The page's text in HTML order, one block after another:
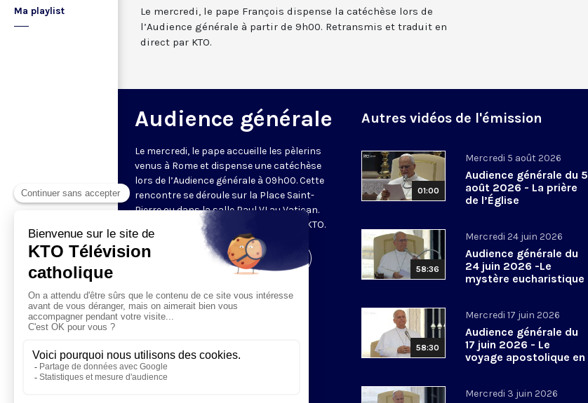
Ma playlist
Le mercredi, le pape François dispense la catéchèse lors de
l’Audience générale à partir de 9h00. Retransmis et traduit en
direct par KTO.
Audience générale
Le mercredi, le pape accueille les pèlerins
venus à Rome et dispense une catéchèse
lors de l’Audience générale à 09h00. Cette
rencontre se déroule sur la Place Saint-
Pierre ou dans la salle Paul VI au Vatican.
Retransmise et traduite en direct par KTO.
Visiter la page de l'émission
Autres vidéos de l'émission
01:00
Mercredi 5 août 2026
Audience générale du 5
août 2026 - La prière
de l’Église
58:36
Mercredi 24 juin 2026
Audience générale du
24 juin 2026 -Le
mystère eucharistique
58:30
Mercredi 17 juin 2026
Audience générale du
17 juin 2026 - Le
voyage apostolique en
Mercredi 3 juin 2026